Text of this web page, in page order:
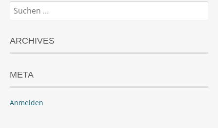
Suchen
nach:
ARCHIVES
META
Anmelden